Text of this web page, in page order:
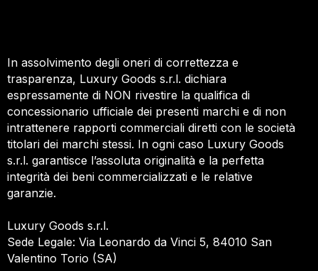
In assolvimento degli oneri di correttezza e
trasparenza, Luxury Goods s.r.l. dichiara
espressamente di NON rivestire la qualifica di
concessionario ufficiale dei presenti marchi e di non
intrattenere rapporti commerciali diretti con le società
titolari dei marchi stessi. In ogni caso Luxury Goods
s.r.l. garantisce l’assoluta originalità e la perfetta
integrità dei beni commercializzati e le relative
garanzie.
Luxury Goods s.r.l.
Sede Legale: Via Leonardo da Vinci 5, 84010 San
Valentino Torio (SA)